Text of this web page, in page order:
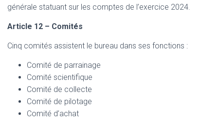
générale statuant sur les comptes de l’exercice 2024.
Article 12 – Comités
Cinq comités assistent le bureau dans ses fonctions :
Comité de parrainage
Comité scientifique
Comité de collecte
Comité de pilotage
Comité d’achat